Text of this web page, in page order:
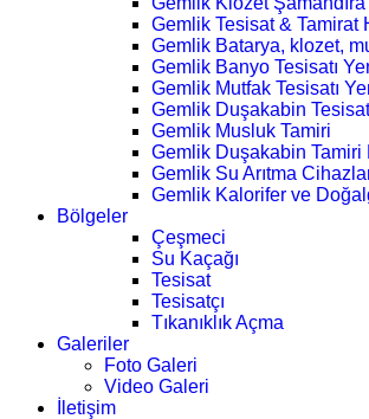
Gemlik Tesisat & Tamirat
Gemlik Batarya, klozet,
Gemlik Banyo Tesisatı
Gemlik Mutfak Tesisatı
Gemlik Duşakabin
Gemlik Musluk Tamiri
Gemlik Duşakabin Tamiri
Gemlik Su Arıtma
Gemlik Kalorifer ve
Bölgeler
Çeşmeci
Su Kaçağı
Tesisat
Tesisatçı
Tıkanıklık Açma
Galeriler
Foto Galeri
Video Galeri
İletişim